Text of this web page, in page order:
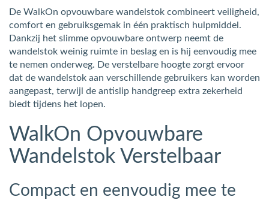
De WalkOn opvouwbare wandelstok combineert veiligheid,
comfort en gebruiksgemak in één praktisch hulpmiddel.
Dankzij het slimme opvouwbare ontwerp neemt de
wandelstok weinig ruimte in beslag en is hij eenvoudig mee
te nemen onderweg. De verstelbare hoogte zorgt ervoor
dat de wandelstok aan verschillende gebruikers kan worden
aangepast, terwijl de antislip handgreep extra zekerheid
biedt tijdens het lopen.
WalkOn Opvouwbare
Wandelstok Verstelbaar
Compact en eenvoudig mee te